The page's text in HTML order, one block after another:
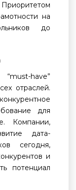
на
до
have”
отраслей.
для
Компании,
дата-
сегодня,
и
потенциал